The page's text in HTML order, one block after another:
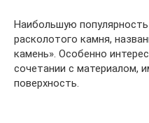
Наибольшую
расколотого камня,
камень». Особенно
сочетании с материалом,
поверхность.